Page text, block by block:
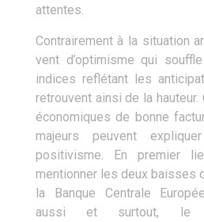
attentes.
Contrairement à la situation
vent d’optimisme qui
indices reflétant les
retrouvent ainsi de la
économiques de bonne
majeurs peuvent
positivisme. En premier
mentionner les deux baisses
la Banque Centrale
aussi et surtout, le